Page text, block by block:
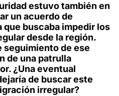
estuvo también en
un acuerdo de
buscaba impedir los
desde la región.
seguimiento de ese
de una patrulla
¿Una eventual
de buscar este
irregular?